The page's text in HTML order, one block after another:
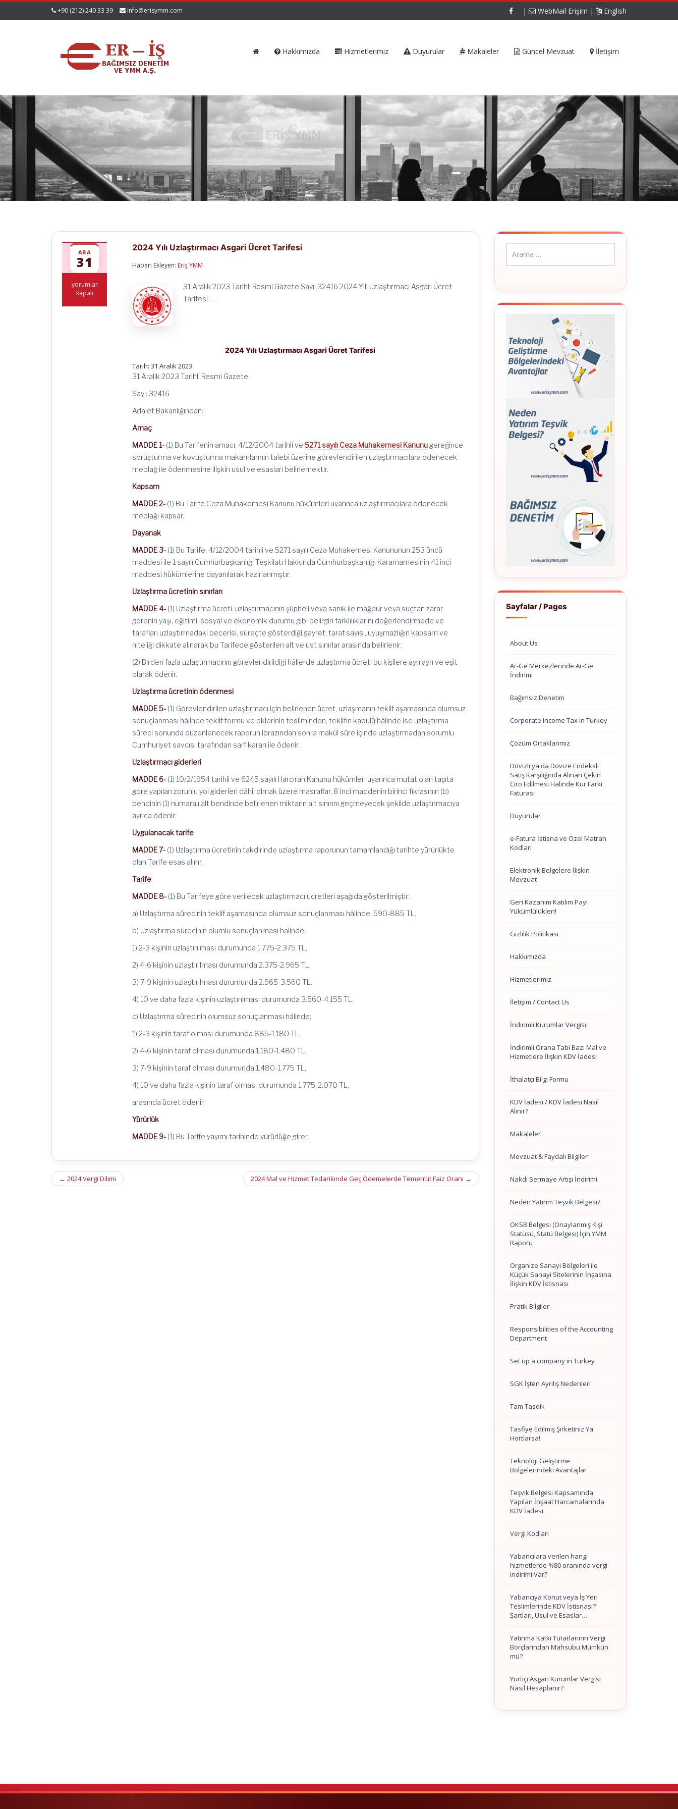
+90 (212) 240 33 39 info@erisymm.com | WebMail Erişim | English
Hakkımızda Hizmetlerimiz Duyurular Makaleler Güncel Mevzuat İletişim
ARA
31
2024
Yılı
yorumlar
kapalı
2024 Yılı Uzlaştırmacı Asgari Ücret Tarifesi
Haberi Ekleyen: Eriş YMM
31 Aralık 2023 Tarihli Resmi Gazete Sayı: 32416 2024 Yılı Uzlaştırmacı Asgari Ücret
Tarifesi …
2024 Yılı Uzlaştırmacı Asgari Ücret Tarifesi
Tarih: 31 Aralık 2023
31 Aralık 2023 Tarihli Resmi Gazete
Sayı: 32416
Adalet Bakanlığından:
Amaç
MADDE 1- (1) Bu Tarifenin amacı, 4/12/2004 tarihli ve5271 sayılı Ceza Muhakemesi Kanunu gereğince
soruşturma ve kovuşturma makamlarının talebi üzerine görevlendirilen uzlaştırmacılara ödenecek
meblağ ile ödenmesine ilişkin usul ve esasları belirlemektir.
Kapsam
MADDE 2- (1) Bu Tarife Ceza Muhakemesi Kanunu hükümleri uyarınca uzlaştırmacılara ödenecek
meblağı kapsar.
Dayanak
MADDE 3- (1) Bu Tarife, 4/12/2004 tarihli ve 5271 sayılı Ceza Muhakemesi Kanununun 253 üncü
maddesi ile 1 sayılı Cumhurbaşkanlığı Teşkilatı Hakkında Cumhurbaşkanlığı Kararnamesinin 41 inci
maddesi hükümlerine dayanılarak hazırlanmıştır.
Uzlaştırma ücretinin sınırları
MADDE 4- (1) Uzlaştırma ücreti, uzlaştırmacının şüpheli veya sanık ile mağdur veya suçtan zarar
görenin yaşı, eğitimi, sosyal ve ekonomik durumu gibi belirgin farklılıklarını değerlendirmede ve
tarafları uzlaştırmadaki becerisi, süreçte gösterdiği gayret, taraf sayısı, uyuşmazlığın kapsam ve
niteliği dikkate alınarak bu Tarifede gösterilen alt ve üst sınırlar arasında belirlenir.
(2) Birden fazla uzlaştırmacının görevlendirildiği hâllerde uzlaştırma ücreti bu kişilere ayrı ayrı ve eşit
olarak ödenir.
Uzlaştırma ücretinin ödenmesi
MADDE 5- (1) Görevlendirilen uzlaştırmacı için belirlenen ücret, uzlaşmanın teklif aşamasında olumsuz
sonuçlanması hâlinde teklif formu ve eklerinin tesliminden, teklifin kabulü hâlinde ise uzlaştırma
süreci sonunda düzenlenecek raporun ibrazından sonra makûl süre içinde uzlaştırmadan sorumlu
Cumhuriyet savcısı tarafından sarf kararı ile ödenir.
Uzlaştırmacı giderleri
MADDE 6- (1) 10/2/1954 tarihli ve 6245 sayılı Harcırah Kanunu hükümleri uyarınca mutat olan taşıta
göre yapılan zorunlu yol giderleri dâhil olmak üzere masraflar, 8 inci maddenin birinci fıkrasının (b)
bendinin (1) numaralı alt bendinde belirlenen miktarın alt sınırını geçmeyecek şekilde uzlaştırmacıya
ayrıca ödenir.
Uygulanacak tarife
MADDE 7- (1) Uzlaştırma ücretinin takdirinde uzlaştırma raporunun tamamlandığı tarihte yürürlükte
olan Tarife esas alınır.
Tarife
MADDE 8- (1) Bu Tarifeye göre verilecek uzlaştırmacı ücretleri aşağıda gösterilmiştir:
a) Uzlaştırma sürecinin teklif aşamasında olumsuz sonuçlanması hâlinde; 590-885 TL,
b) Uzlaştırma sürecinin olumlu sonuçlanması halinde;
1) 2-3 kişinin uzlaştırılması durumunda 1.775-2.375 TL,
2) 4-6 kişinin uzlaştırılması durumunda 2.375-2.965 TL,
3) 7-9 kişinin uzlaştırılması durumunda 2.965-3.560 TL,
4) 10 ve daha fazla kişinin uzlaştırılması durumunda 3.560-4.155 TL,
c) Uzlaştırma sürecinin olumsuz sonuçlanması hâlinde;
1) 2-3 kişinin taraf olması durumunda 885-1.180 TL,
2) 4-6 kişinin taraf olması durumunda 1.180-1.480 TL,
3) 7-9 kişinin taraf olması durumunda 1.480-1.775 TL,
4) 10 ve daha fazla kişinin taraf olması durumunda 1.775-2.070 TL,
arasında ücret ödenir.
Yürürlük
MADDE 9- (1) Bu Tarife yayımı tarihinde yürürlüğe girer.
Post
← 2024 Vergi Dilimi 2024 Mal ve Hizmet Tedarikinde Geç Ödemelerde Temerrüt Faiz Oranı →
Sayfalar / Pages
About Us
Ar-Ge Merkezlerinde Ar-Ge
İndirimi
Bağımsız Denetim
Corporate Income Tax in Turkey
Çözüm Ortaklarımız
Dövizli ya da Dövize Endeksli
Satış Karşılığında Alınan Çekin
Ciro Edilmesi Halinde Kur Farkı
Faturası
Duyurular
e-Fatura İstisna ve Özel Matrah
Kodları
Elektronik Belgelere İlişkin
Mevzuat
Geri Kazanım Katılım Payı
Yükümlülükleri!
Gizlilik Politikası
Hakkımızda
Hizmetlerimiz
İletişim / Contact Us
İndirimli Kurumlar Vergisi
İndirimli Orana Tabi Bazı Mal ve
Hizmetlere İlişkin KDV İadesi
İthalatçı Bilgi Formu
KDV İadesi / KDV İadesi Nasıl
Alınır?
Makaleler
Mevzuat & Faydalı Bilgiler
Nakdi Sermaye Artışı İndirimi
Neden Yatırım Teşvik Belgesi?
OKSB Belgesi (Onaylanmış Kişi
Statüsü, Statü Belgesi) İçin YMM
Raporu
Organize Sanayi Bölgeleri ile
Küçük Sanayi Sitelerinin İnşasına
İlişkin KDV İstisnası
Pratik Bilgiler
Responsibilities of the Accounting
Department
Set up a company in Turkey
SGK İşten Ayrılış Nedenleri
Tam Tasdik
Tasfiye Edilmiş Şirketiniz Ya
Hortlarsa!
Teknoloji Geliştirme
Bölgelerindeki Avantajlar
Teşvik Belgesi Kapsamında
Yapılan İnşaat Harcamalarında
KDV İadesi
Vergi Kodları
Yabancılara verilen hangi
hizmetlerde %80 oranında vergi
indirimi Var?
Yabancıya Konut veya İş Yeri
Teslimlerinde KDV İstisnası?
Şartları, Usul ve Esaslar…
Yatırıma Katkı Tutarlarının Vergi
Borçlarından Mahsubu Mümkün
mü?
Yurtiçi Asgari Kurumlar Vergisi
Nasıl Hesaplanır?